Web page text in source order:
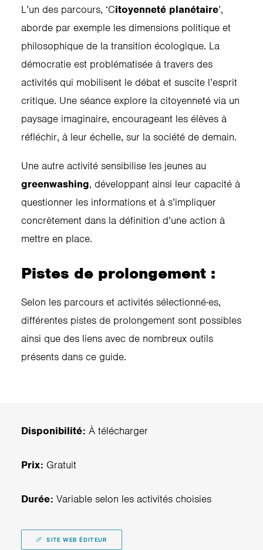
L’un des parcours, ‘Citoyenneté planétaire’,
aborde par exemple les dimensions politique et
philosophique de la transition écologique. La
démocratie est problématisée à travers des
activités qui mobilisent le débat et suscite l’esprit
critique. Une séance explore la citoyenneté via un
paysage imaginaire, encourageant les élèves à
réfléchir, à leur échelle, sur la société de demain.
Une autre activité sensibilise les jeunes au
greenwashing, développant ainsi leur capacité à
questionner les informations et à s’impliquer
concrètement dans la définition d’une action à
mettre en place.
Pistes de prolongement :
Selon les parcours et activités sélectionné·es,
différentes pistes de prolongement sont possibles
ainsi que des liens avec de nombreux outils
présents dans ce guide.
Disponibilité: À télécharger
Prix: Gratuit
Durée: Variable selon les activités choisies
SITE WEB ÉDITEUR